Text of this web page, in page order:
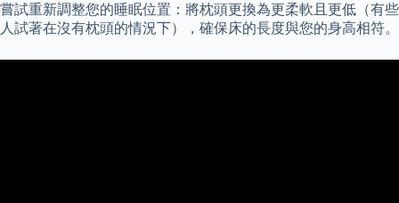
嘗試重新調整您的睡眠位置：將枕頭更換為更柔軟且更低（有些
人試著在沒有枕頭的情況下），確保床的長度與您的身高相符。